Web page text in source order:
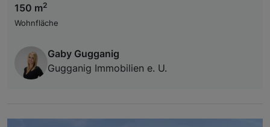
150 m2
Wohnfläche
Gaby Gugganig
Gugganig Immobilien e. U.